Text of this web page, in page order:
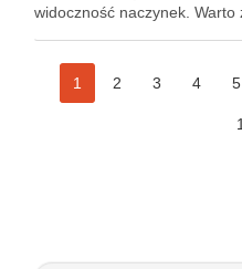
widoczność naczynek. Warto
1
2 3 4 5